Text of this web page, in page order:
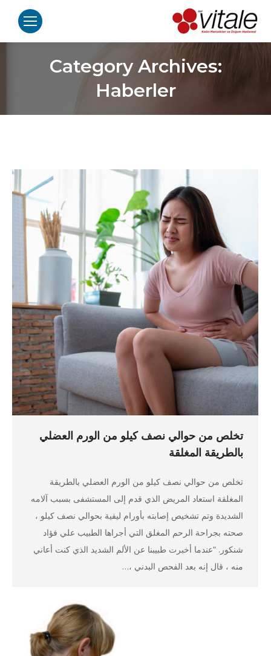
Category Archives:
Haberler
تخلص من حوالي نصف كيلو من الورم العضلي
بالطريقة المغلقة
تخلص من حوالي نصف كيلو من الورم العضلي بالطريقة
المغلقة استعاد المريض الذي قدم إلى المستشفى بسبب آلامه
الشديدة وتم تشخيص إصابته بأورام ليفية بحوالي نصف كيلو ،
صحته بجراحة الرحم المغلق التي أجراها الطبيب علي فؤاد
شنكور. “عندما أخبرت طبيبنا عن الألم الشديد الذي كنت أعاني
منه ، قال إنه بعد الفحص البدني ،…